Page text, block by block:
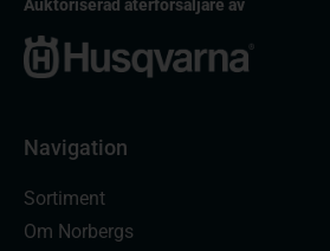
Auktoriserad återförsäljare av
Navigation
Sortiment
Om Norbergs